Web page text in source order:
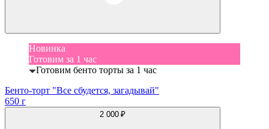
Новинка
Готовим за 1 час
Готовим бенто торты за 1 час
Бенто-торт "Все сбудется, загадывай"
650 г
2 000 ₽